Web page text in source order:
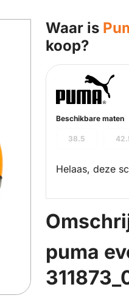
Waar is
koop?
Beschikbare maten
38.5
Helaas, deze
puma